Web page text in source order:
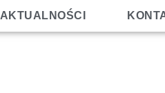
AKTUALNOŚCI